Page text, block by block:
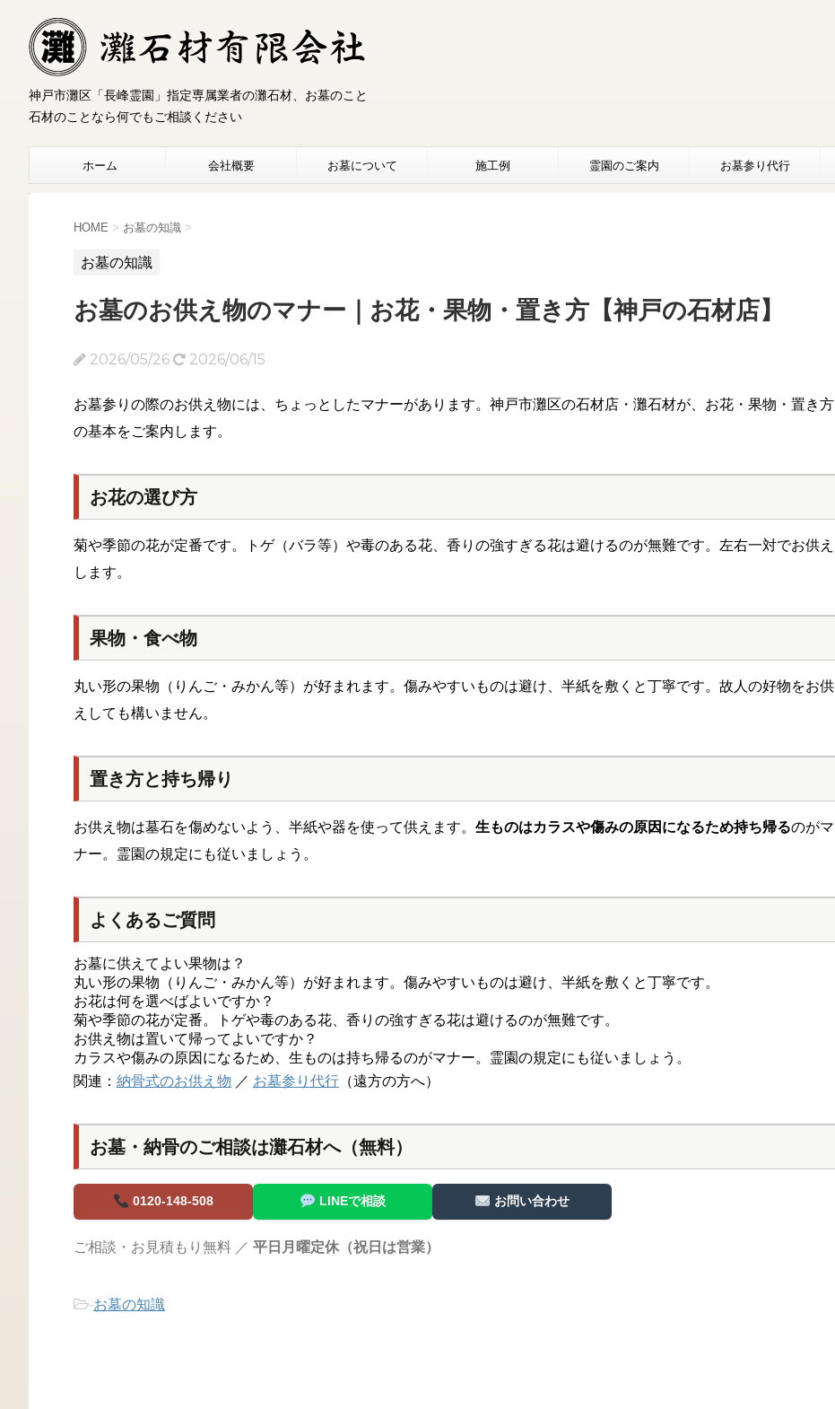
神戸市灘区「長峰霊園」指定専属業者の灘石材、お墓のこと
石材のことなら何でもご相談ください
ホーム 会社概要 お墓について 施工例 霊園のご案内 お墓参り代行
HOME > お墓の知識 >
お墓の知識
お墓のお供え物のマナー｜お花・果物・置き方【神戸の石材店】
2026/05/26 2026/06/15
お墓参りの際のお供え物には、ちょっとしたマナーがあります。神戸市灘区の石材店・灘石材が、お花・果物・置き方
の基本をご案内します。
お花の選び方
菊や季節の花が定番です。トゲ（バラ等）や毒のある花、香りの強すぎる花は避けるのが無難です。左右一対でお供え
します。
果物・食べ物
丸い形の果物（りんご・みかん等）が好まれます。傷みやすいものは避け、半紙を敷くと丁寧です。故人の好物をお供
えしても構いません。
置き方と持ち帰り
お供え物は墓石を傷めないよう、半紙や器を使って供えます。 生ものはカラスや傷みの原因になるため持ち帰るのがマ
ナー。霊園の規定にも従いましょう。
よくあるご質問
お墓に供えてよい果物は？
丸い形の果物（りんご・みかん等）が好まれます。傷みやすいものは避け、半紙を敷くと丁寧です。
お花は何を選べばよいですか？
菊や季節の花が定番。トゲや毒のある花、香りの強すぎる花は避けるのが無難です。
お供え物は置いて帰ってよいですか？
カラスや傷みの原因になるため、生ものは持ち帰るのがマナー。霊園の規定にも従いましょう。
関連： 納骨式のお供え物 ／ お墓参り代行 （遠方の方へ）
お墓・納骨のご相談は灘石材へ（無料）
0120-148-508 LINEで相談 お問い合わせ
ご相談・お見積もり無料 ／ 平日月曜定休（祝日は営業）
-お墓の知識